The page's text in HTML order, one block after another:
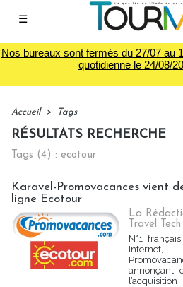
☰
Nos bureaux sont fermés du 27/07 au
quotidienne le 24/08/
Accueil > Tags
RÉSULTATS RECHERCHE
Tags (4) : ecotour
Karavel-Promovacances vient
ligne Ecotour
La
Travel Tech
N°1
annonçant